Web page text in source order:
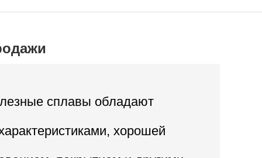
сплавы обладают
хорошей